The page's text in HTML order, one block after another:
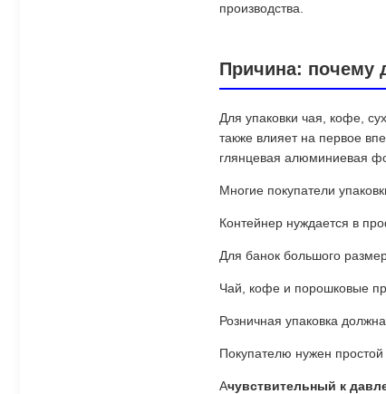
производства.
Причина: почему
Для упаковки чая, кофе,
также влияет на первое
глянцевая алюминиевая
Многие покупатели
Контейнер нуждается в
Для банок большого
Чай, кофе и порошковые
Розничная упаковка
Покупателю нужен простой
Ачувствительный к